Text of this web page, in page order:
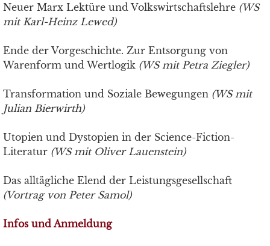
Neuer Marx Lektüre und Volkswirtschaftslehre (WS
mit Karl-Heinz Lewed)
Ende der Vorgeschichte. Zur Entsorgung von
Warenform und Wertlogik (WS mit Petra Ziegler)
Transformation und Soziale Bewegungen (WS mit
Julian Bierwirth)
Utopien und Dystopien in der Science-Fiction-
Literatur (WS mit Oliver Lauenstein)
Das alltägliche Elend der Leistungsgesellschaft
(Vortrag von Peter Samol)
Infos und Anmeldung